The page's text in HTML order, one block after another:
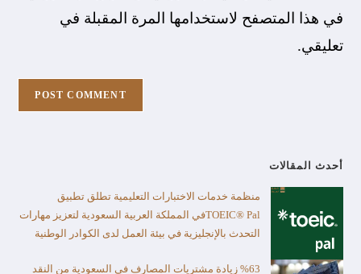
في هذا المتصفح لاستخدامها المرة المقبلة في
تعليقي.
أحدث المقالات
منظمة خدمات الاختبارات التعليمية تطلق تطبيق
TOEIC® Palفي المملكة العربية السعودية لتعزيز مهارات
التحدث بالإنجليزية في بيئة العمل لدى الكوادر الوطنية
%63 زيادة مشتريات المصارف في السعودية من النقد